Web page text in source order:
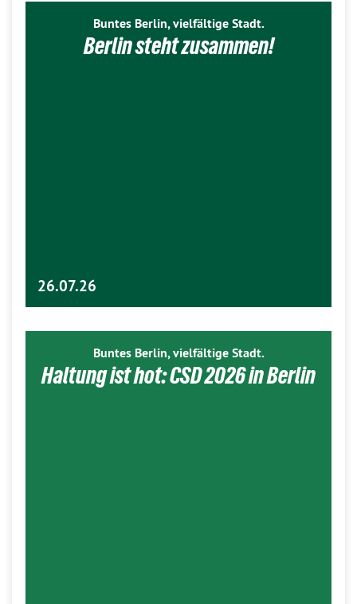
Buntes Berlin, vielfältige Stadt.
Berlin steht zusammen!
26.07.26
Buntes Berlin, vielfältige Stadt.
Haltung ist hot: CSD 2026 in Berlin